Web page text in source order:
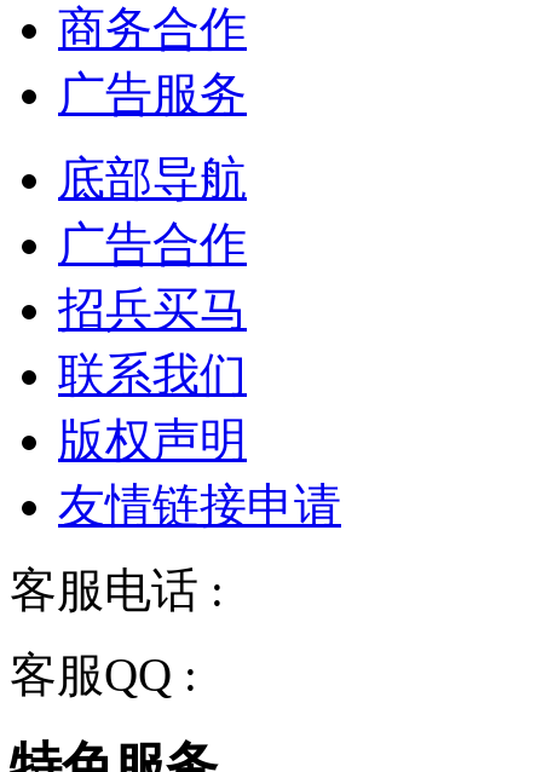
商务合作
广告服务
底部导航
广告合作
招兵买马
联系我们
版权声明
友情链接申请
客服电话 :
客服QQ :